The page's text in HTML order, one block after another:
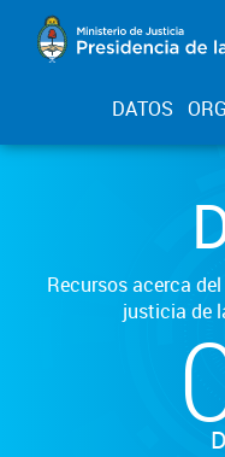
DATOS
Recursos acerca
justicia de